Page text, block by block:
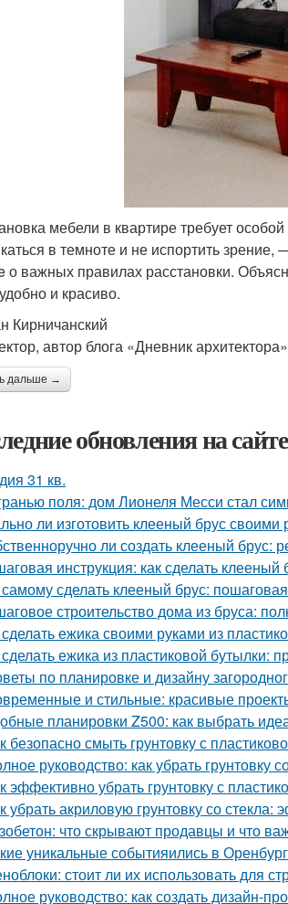
мебели в квартире требует
в темноте и не испортить
о важных правилах расстановки.
и красиво.
Кирничанский
автор блога «Дневник архитектора»
дальше →
обновления на
31 кв.
поля: дом Лионеля Месси стал
ли изготовить клееный брус
ли создать клееный брус:
инструкция: как сделать
самому сделать клееный брус:
строительство дома из бруса:
ежика своими руками из
ежика из пластиковой бутылки:
по планировке и дизайну
и стильные: красивые
планировки Z500: как выбрать
безопасно смыть грунтовку с
руководство: как убрать грунтовку
эффективно убрать грунтовку с
убрать акриловую грунтовку со
что скрывают продавцы и что
уникальные событияились в
стоит ли их использовать для
руководство: как создать дизайн-